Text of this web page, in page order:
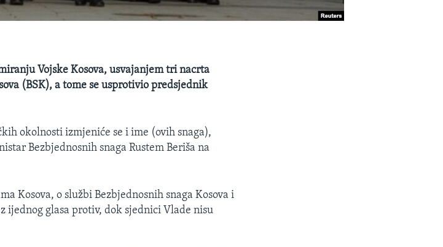
Vojske Kosova, usvajanjem tri nacrta
(BSK), a tome se usprotivio predsjednik
okolnosti izmjeniće se i ime (ovih snaga),
Bezbjednosnih snaga Rustem Beriša na
Kosova, o službi Bezbjednosnih snaga Kosova i
ijednog glasa protiv, dok sjednici Vlade nisu